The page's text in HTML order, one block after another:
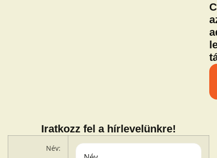
Iratkozz fel a hírlevelünkre!
Név: